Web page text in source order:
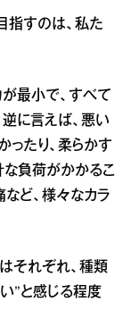
指すのは、私た
最小で、すべて
に言えば、悪い
たり、柔らかす
な負荷がかかるこ
など、様々なカラ
それぞれ、種類
”と感じる程度